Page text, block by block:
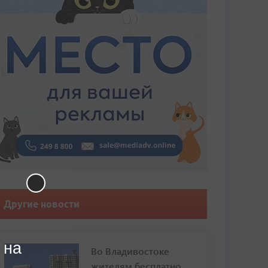
Другие новости
Во Владивостоке